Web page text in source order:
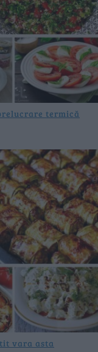
termică
vara asta